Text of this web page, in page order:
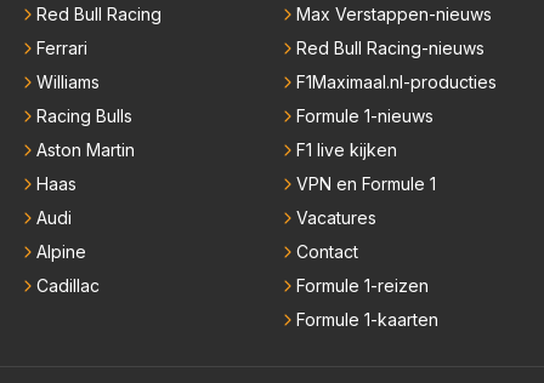
Red Bull Racing
Ferrari
Williams
Racing Bulls
Aston Martin
Haas
Audi
Alpine
Cadillac
Max Verstappen-nieuws
Red Bull Racing-nieuws
F1Maximaal.nl-producties
Formule 1-nieuws
F1 live kijken
VPN en Formule 1
Vacatures
Contact
Formule 1-reizen
Formule 1-kaarten